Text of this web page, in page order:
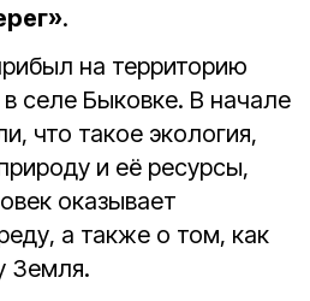
.
на территорию
в селе Быковке. В начале
что такое экология,
и её ресурсы,
оказывает
а также о том, как
Земля.